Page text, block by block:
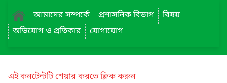
আমাদের সম্পর্কে
প্রশাসনিক বিভাগ
বিষয়
অভিযোগ ও প্রতিকার
যোগাযোগ
এই কনটেন্টটি শেয়ার করতে ক্লিক করুন